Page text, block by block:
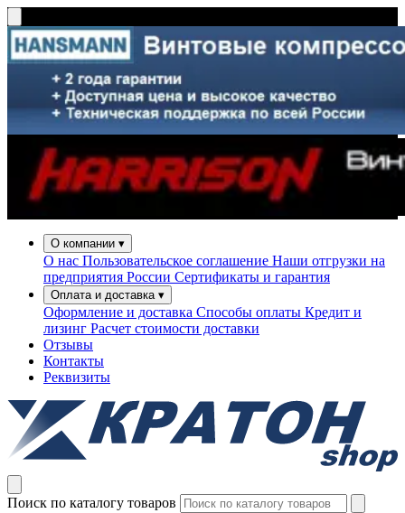
О компании ▾
О нас Пользовательское соглашение Наши отгрузки на
предприятия России Сертификаты и гарантия
Оплата и доставка ▾
Оформление и доставка Способы оплаты Кредит и
лизинг Расчет стоимости доставки
Отзывы
Контакты
Реквизиты
Поиск по каталогу товаров